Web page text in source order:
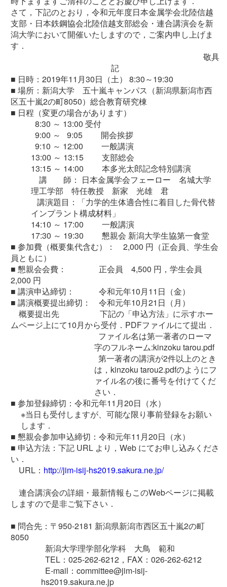
さて，下記のとおり，令和元年度日本金属学会北陸信越
支部・日本鉄鋼協会北陸信越支部総会・連合講演会を新
潟大学において開催いたしますので，ご案内申し上げま
す．
敬具
記
■ 日時：2019年11月30日（土） 8:30～19:30
■ 場所：新潟大学 五十嵐キャンパス（新潟県新潟市西
区五十嵐2の町8050）総合教育研究棟
■ 日程（変更の場合があります）
8:30 ～ 13:00 受付
9:00 ～ 9:05
開会挨拶
9:10 ～ 12:00
一般講演
13:00 ～ 13:15
支部総会
13:15 ～ 14:00 本多光太郎記念特別講演
講 師： 日本金属学会フェーロー 名城大学
理工学部 特任教授 新家 光雄 君
講演題目：「力学的生体適合性に着目した骨代替
インプラント構成材料」
14:10 ～ 17:00 一般講演
17:30 ～ 19:30 懇親会 新潟大学生協第一食堂
■ 参加費（概要集代含む）： 2,000 円（正会員、学生会
員ともに）
■ 懇親会会費： 正会員 4,500 円，学生会員
2,000 円
■ 講演申込締切： 令和元年10月11日（金）
■ 講演概要提出締切： 令和元年10月21日（月）
概要提出先 下記の「申込方法」に示すホー
ムページ上にて10月から受付．PDFファイルにて提出．
ファイル名は第一著者のローマ
字のフルネーム:kinzoku tarou.pdf
第一著者の講演が2件以上のとき
は，kinzoku tarou2.pdfのようにフ
ァイル名の後に番号を付けてくだ
さい．
■ 参加登録締切：令和元年11月20日（水）
※当日も受付しますが、可能な限り事前登録をお願い
します．
■ 懇親会参加申込締切：令和元年11月20日（水）
■ 申込方法：下記 URL より，Web にてお申し込みくださ
い．
URL： http://jim-isij-hs2019.sakura.ne.jp/
連合講演会の詳細・最新情報もこのWebページに掲載
しますので是非ご覧下さい．
■ 問合先：〒950-2181 新潟県新潟市西区五十嵐2の町
8050
新潟大学理学部化学科 大鳥 範和
TEL：025-262-6212，FAX：026-262-6212
E-mail：committee@jim-isij-
hs2019.sakura.ne.jp